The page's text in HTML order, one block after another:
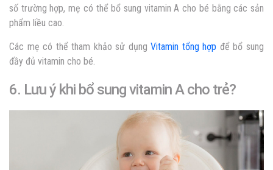
số trường hợp, mẹ có thể bổ sung vitamin A cho bé bằng các sản
phẩm liều cao.
Các mẹ có thể tham khảo sử dụng Vitamin tổng hợp để bổ sung
đầy đủ vitamin cho bé.
6. Lưu ý khi bổ sung vitamin A cho trẻ?